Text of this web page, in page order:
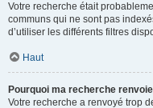
Votre recherche était
communs qui ne sont pas
d’utiliser les différents filtres
Haut
Pourquoi ma recherche
Votre recherche a renvoyé trop